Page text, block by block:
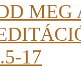
MEG
17